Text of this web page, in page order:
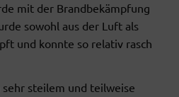
mit der Brandbekämpfung
sowohl aus der Luft als
und konnte so relativ rasch
steilem und teilweise